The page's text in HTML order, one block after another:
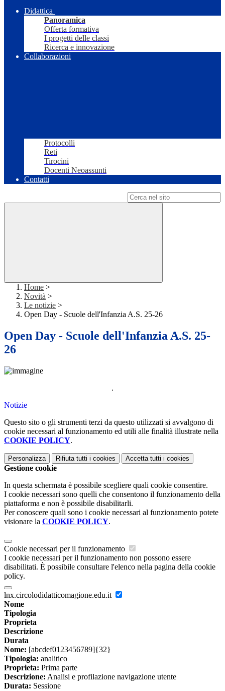
Didattica
Panoramica
Offerta formativa
I progetti delle classi
Ricerca e innovazione
Collaborazioni
Protocolli
Reti
Tirocini
Docenti Neoassunti
Contatti
Home >
Novità >
Le notizie >
Open Day - Scuole dell'Infanzia A.S. 25-26
Open Day - Scuole dell'Infanzia A.S. 25-
26
.
Notizie
Questo sito o gli strumenti terzi da questo utilizzati si avvalgono di
cookie necessari al funzionamento ed utili alle finalità illustrate nella
COOKIE POLICY.
Personalizza Rifiuta tutti i cookies Accetta tutti i cookies
Gestione cookie
In questa schermata è possibile scegliere quali cookie consentire.
I cookie necessari sono quelli che consentono il funzionamento della
piattaforma e non è possibile disabilitarli.
Per conoscere quali sono i cookie necessari al funzionamento potete
visionare la COOKIE POLICY.
Cookie necessari per il funzionamento
I cookie necessari per il funzionamento non possono essere
disabilitati. È possibile consultare l'elenco nella pagina della cookie
policy.
lnx.circolodidatticomagione.edu.it
Nome
Tipologia
Proprieta
Descrizione
Durata
Nome: [abcdef0123456789]{32}
Tipologia: analitico
Proprieta: Prima parte
Descrizione: Analisi e profilazione navigazione utente
Durata: Sessione